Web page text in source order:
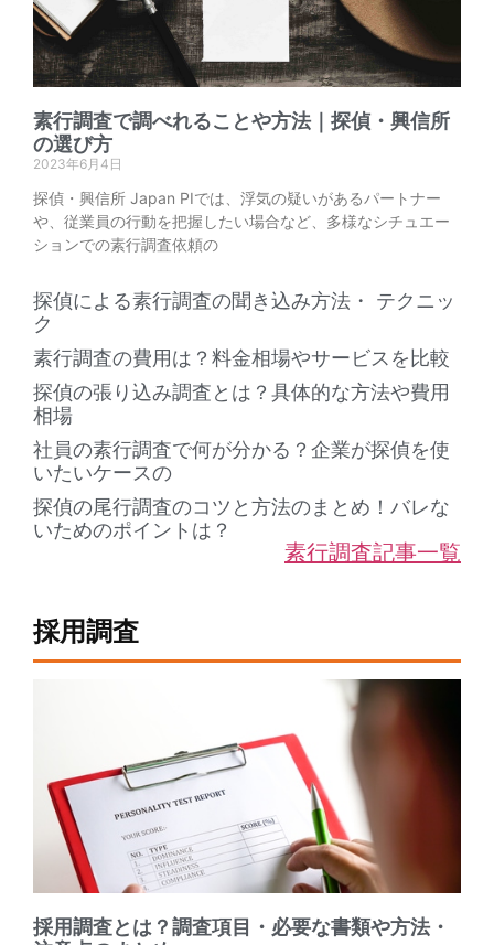
素行調査で調べれることや方法｜探偵・興信所
の選び方
2023年6月4日
探偵・興信所 Japan PIでは、浮気の疑いがあるパートナー
や、従業員の行動を把握したい場合など、多様なシチュエー
ションでの素行調査依頼の
探偵による素行調査の聞き込み方法・ テクニッ
ク
素行調査の費用は？料金相場やサービスを比較
探偵の張り込み調査とは？具体的な方法や費用
相場
社員の素行調査で何が分かる？企業が探偵を使
いたいケースの
探偵の尾行調査のコツと方法のまとめ！バレな
いためのポイントは？
素行調査記事一覧
採用調査
採用調査とは？調査項目・必要な書類や方法・